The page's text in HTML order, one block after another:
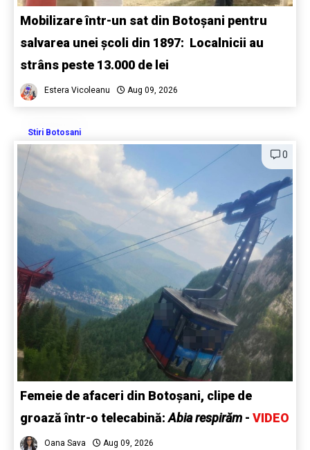
Mobilizare într-un sat din Botoșani pentru
salvarea unei școli din 1897: Localnicii au
strâns peste 13.000 de lei
Estera Vicoleanu Aug 09, 2026
Stiri Botosani
0
Femeie de afaceri din Botoșani, clipe de
groază într-o telecabină:Abia respirăm - VIDEO
Oana Sava Aug 09, 2026